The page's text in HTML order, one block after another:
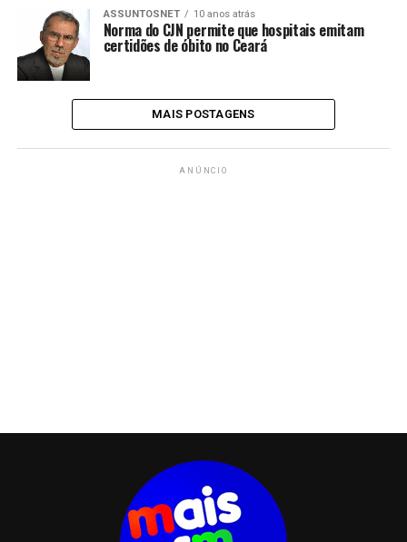
ASSUNTOSNET 10 anos atrás
Norma do CJN permite que hospitais emitam
certidões de óbito no Ceará
MAIS POSTAGENS
ANÚNCIO